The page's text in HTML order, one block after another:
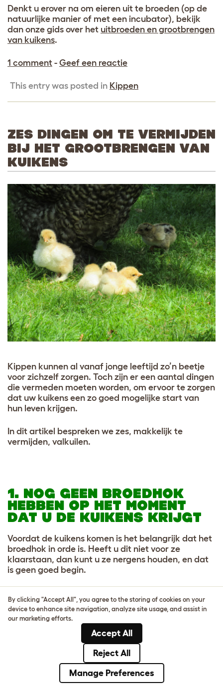
Denkt u erover na om eieren uit te broeden (op de
natuurlijke manier of met een incubator), bekijk
dan onze gids over het uitbroeden en grootbrengen
van kuikens.
1 comment - Geef een reactie
This entry was posted in Kippen
ZES DINGEN OM TE VERMIJDEN
BIJ HET GROOTBRENGEN VAN
KUIKENS
Kippen kunnen al vanaf jonge leeftijd zo’n beetje
voor zichzelf zorgen. Toch zijn er een aantal dingen
die vermeden moeten worden, om ervoor te zorgen
dat uw kuikens een zo goed mogelijke start van
hun leven krijgen.
In dit artikel bespreken we zes, makkelijk te
vermijden, valkuilen.
1. NOG GEEN BROEDHOK
HEBBEN OP HET MOMENT
DAT U DE KUIKENS KRIJGT
Voordat de kuikens komen is het belangrijk dat het
broedhok in orde is. Heeft u dit niet voor ze
klaarstaan, dan kunt u ze nergens houden, en dat
is geen goed begin.
broedhok kopen, of u kunt er zelf een maken van
een kartonnen doos of plastic bak met gaatjes in
de zijkant. Ga alleen voor de DIY-oplossing als u
100% zeker weet hoe u dit kunt doen.
Het belangrijkste is dat u de kuikens in een warme
en goed geventileerde ruimte houdt, vrij van tocht.
Reken als vuistregel per kuiken ongeveer een
By clicking "Accept All", you agree to the storing of cookies on your
device to enhance site navigation, analyze site usage, and assist in
our marketing efforts.
Accept All
Reject All
Manage Preferences